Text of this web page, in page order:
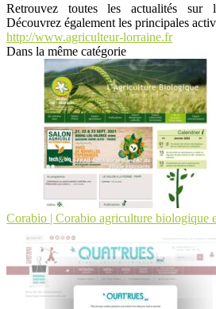
Retrouvez toutes les actualités sur
Découvrez également les principales
http://www.agriculteur-lorraine.fr
Dans la même catégorie
Corabio | Corabio agriculture biologique